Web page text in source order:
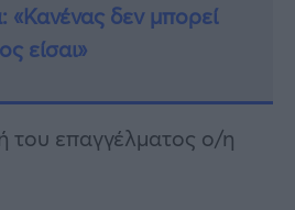
δεν μπορεί
είσαι»
του επαγγέλματος ο/η